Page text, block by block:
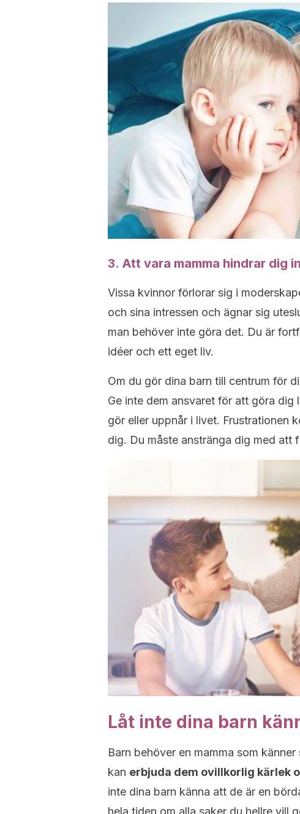
3. Att vara mamma hindrar dig
Vissa kvinnor förlorar sig i
och sina intressen och ägnar sig
man behöver inte göra det. Du är
idéer och ett eget liv.
Om du gör dina barn till centrum för
Ge inte dem ansvaret för att göra
gör eller uppnår i livet. Frustrationen
dig. Du måste anstränga dig med att
Låt inte dina barn
Barn behöver en mamma som
kan erbjuda dem ovillkorlig kärlek
inte dina barn känna att de är en
hela tiden om alla saker du hellre vill